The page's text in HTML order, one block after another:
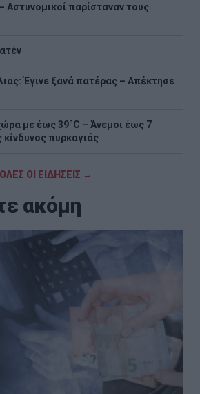
Αστυνομικοί παρίσταναν τους
Έγινε ξανά πατέρας – Απέκτησε
με έως 39°C – Άνεμοι έως 7
πυρκαγιάς
ΟΛΕΣ ΟΙ ΕΙΔΗΣΕΙΣ →
ακόμη